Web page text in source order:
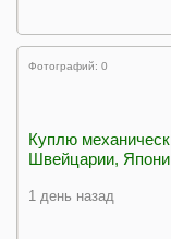
Фотографий: 0
Куплю
Швейцарии,
1 день назад